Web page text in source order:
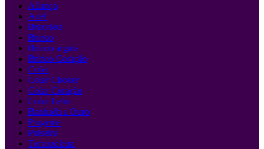
Aliança
Anel
Bracelete
Brinco
Brinco argola
Brinco Coração
Colar
Colar Choker
Colar Coração
Colar Letra
Banhada a Ouro
Pingente
Pulseira
Tornozeleira